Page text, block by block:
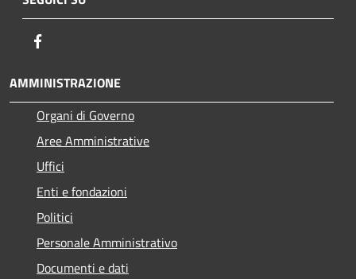
AMMINISTRAZIONE
Organi di Governo
Aree Amministrative
Uffici
Enti e fondazioni
Politici
Personale Amministrativo
Documenti e dati